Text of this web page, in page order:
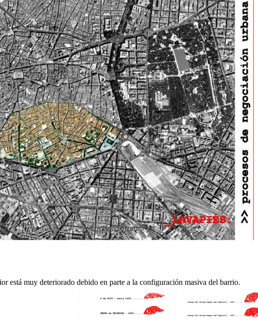
está muy deteriorado debido en parte a la configuración masiva del barrio.